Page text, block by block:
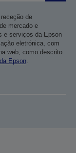
de
mercado e
e serviços da Epson
eletrónica, com
web, como descrito
Epson.